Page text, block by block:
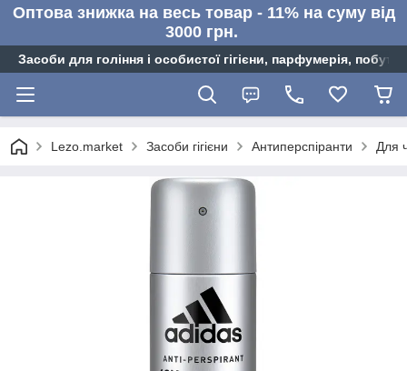
Оптова знижка на весь товар - 11% на суму від
3000 грн.
Засоби для гоління і особистої гігієни, парфумерія,
Lezo.market Засоби гігієни Антиперспіранти Для